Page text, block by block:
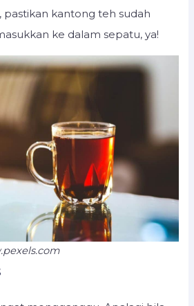
kantong teh sudah
ke dalam sepatu, ya!